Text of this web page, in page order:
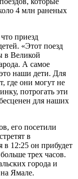
4 млн раненых
приезд
«Этот поезд
в Великой
А самое
наши дети. Для
где они могут не
потрогать эти
для наших
его посетили
в
в 12:25 он прибудет
трех часов.
города и
Ямале.